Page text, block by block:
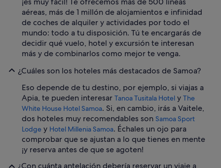
aéreas, más de 1 millón de alojamientos e infinidad
de coches de alquiler y actividades por todo el
mundo: todo a tu disposición. Tú te encargarás de
decidir qué vuelo, hotel y excursión te interesan
más y de combinarlos como mejor te venga.
¿Cuáles son los hoteles más destacados de Samoa?
Eso depende de tu destino, por ejemplo, si viajas a
Apia, te pueden interesar Tanoa Tusitala Hotel y The
White House Hotel Samoa. Si, en cambio, irás a Vaitele,
dos hoteles muy recomendables son Samoa Sport
Lodge y Hotel Millenia Samoa. Échales un ojo para
comprobar que se ajustan a lo que tienes en mente
¡y reserva antes de que se agoten!
¿Con cuánta antelación debería reservar un viaje a